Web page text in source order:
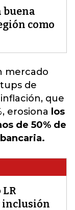
buena
como
mercado
de
que
erosiona los
de 50% de
inclusión